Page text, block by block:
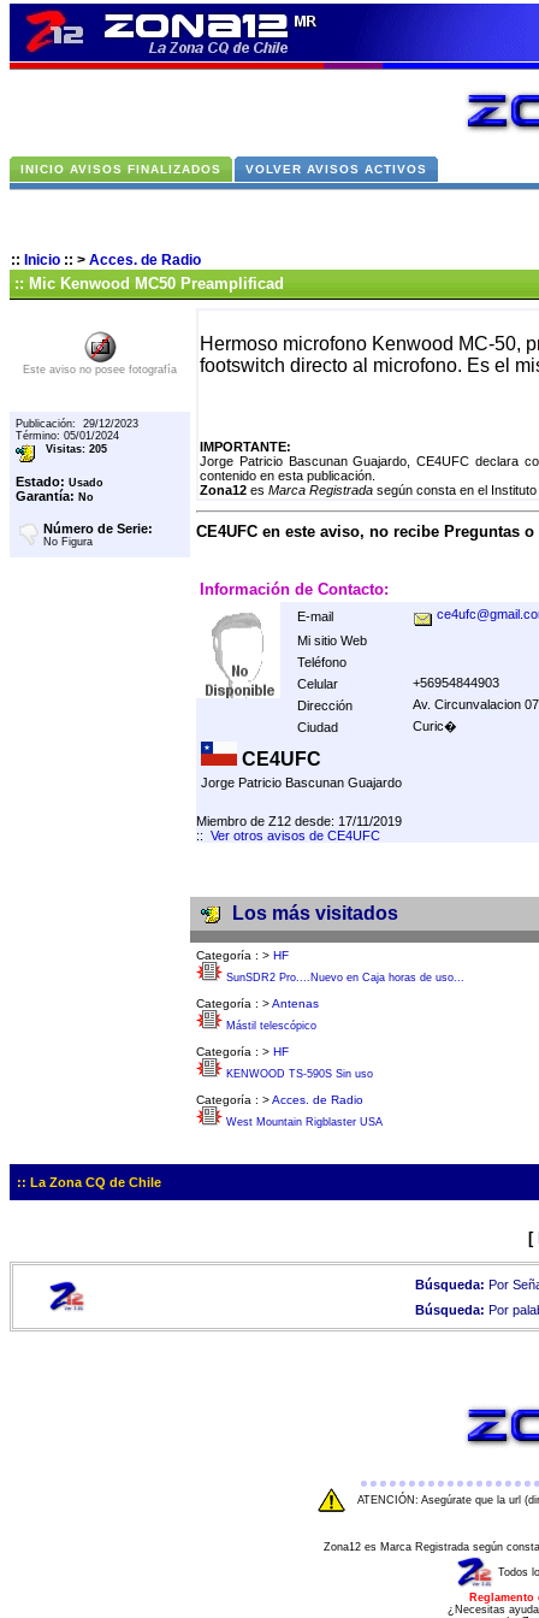
INICIO AVISOS FINALIZADOS VOLVER AVISOS ACTIVOS
:: Inicio :: > Acces. de Radio
:: Mic Kenwood MC50 Preamplificad
Este aviso no posee fotografía
Publicación: 29/12/2023
Término: 05/01/2024
Visitas: 205
Estado: Usado
Garantía: No
Número de Serie:
No Figura
Hermoso microfono Kenwood MC-50,
footswitch directo al microfono. Es el
IMPORTANTE:
Jorge Patricio Bascunan Guajardo, CE4UFC declara
contenido en esta publicación.
Zona12 es Marca Registrada según consta en el
CE4UFC en este aviso, no recibe Preguntas
Información de Contacto:
E-mail
Mi sitio Web
Teléfono
Celular
+56954844903
Dirección
Av. Circunvalacion
Ciudad
Curic�
CE4UFC
Jorge Patricio Bascunan Guajardo
Miembro de Z12 desde: 17/11/2019
:: Ver otros avisos de CE4UFC
Los más visitados
Categoría : > HF
SunSDR2 Pro....Nuevo en Caja horas de uso...
Categoría : >Antenas
Mástil telescópico
Categoría : > HF
KENWOOD TS-590S Sin uso
Categoría : >Acces. de Radio
West Mountain Rigblaster USA
:: La Zona CQ de Chile
[
Búsqueda: Por
Búsqueda: Por
ATENCIÓN: Asegúrate que la url
Zona12 es Marca Registrada según
Todos
¿Necesitas